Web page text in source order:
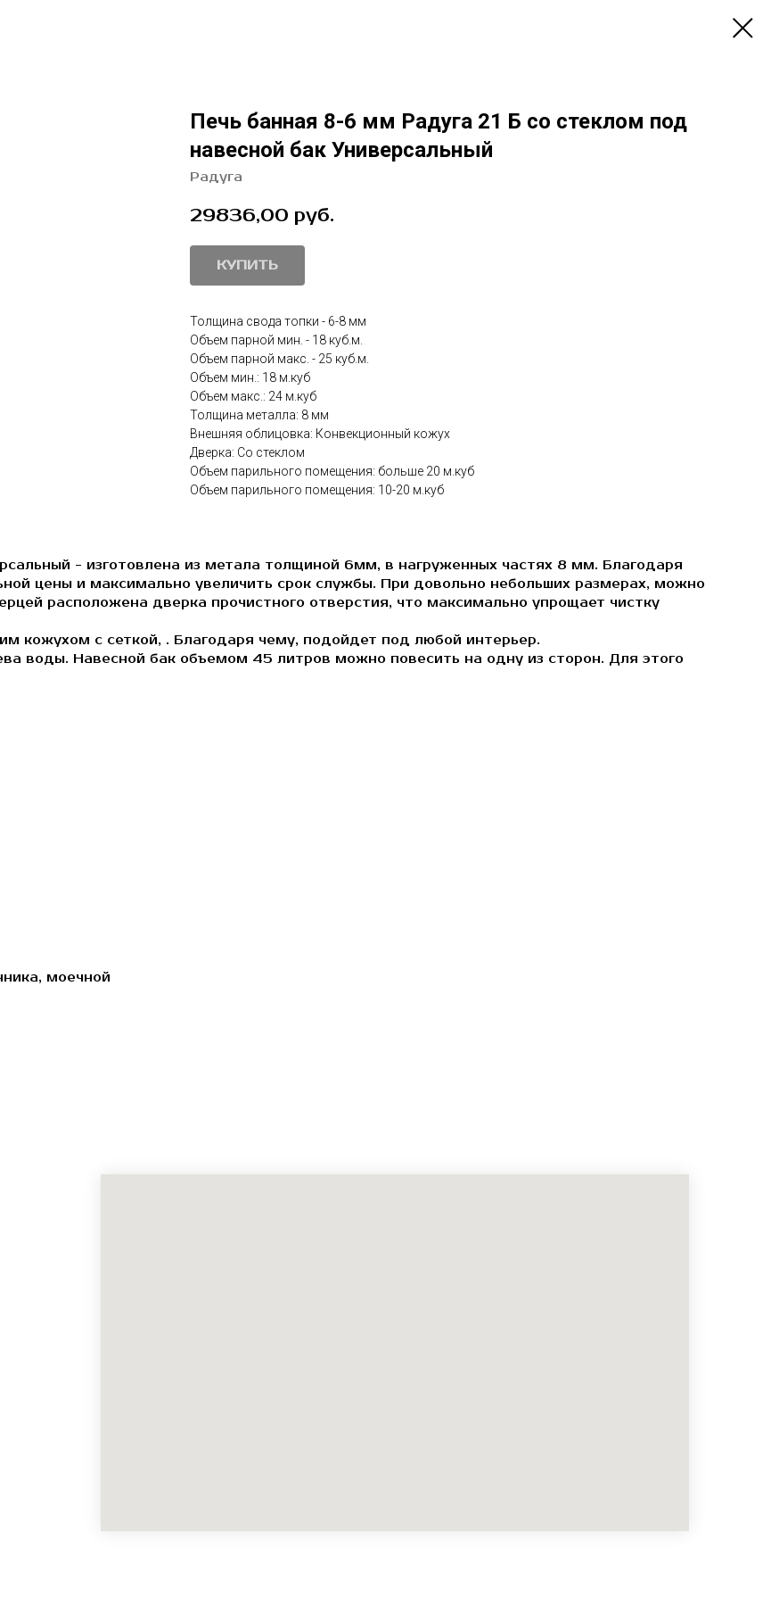
Печь банная 8-6 мм Радуга 21 Б со стеклом под
навесной бак Универсальный
Радуга
29836,00 руб.
КУПИТЬ
Толщина свода топки - 6-8 мм
Объем парной мин. - 18 куб.м.
Объем парной макс. - 25 куб.м.
Объем мин.: 18 м.куб
Объем макс.: 24 м.куб
Толщина металла: 8 мм
Внешняя облицовка: Конвекционный кожух
Дверка: Со стеклом
Объем парильного помещения: больше 20 м.куб
Объем парильного помещения: 10-20 м.куб
- изготовлена из метала толщиной 6мм, в нагруженных частях 8 мм. Благодаря
цены и максимально увеличить срок службы. При довольно небольших размерах, можно
расположена дверка прочистного отверстия, что максимально упрощает чистку
кожухом с сеткой, . Благодаря чему, подойдет под любой интерьер.
воды. Навесной бак объемом 45 литров можно повесить на одну из сторон. Для этого
моечной